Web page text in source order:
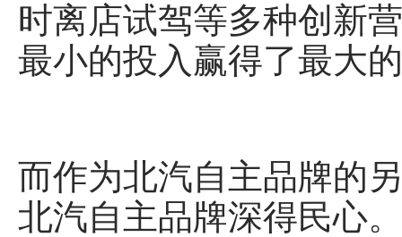
时离店试驾等多种创新
最小的投入赢得了最大
而作为北汽自主品牌的
北汽自主品牌深得民心